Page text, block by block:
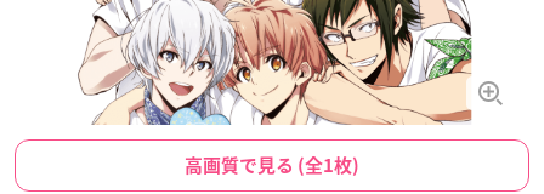
高画質で見る (全1枚)